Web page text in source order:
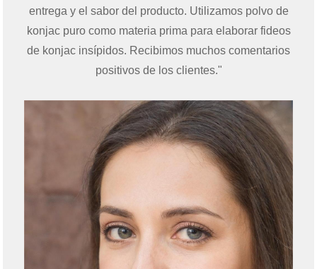
entrega y el sabor del producto. Utilizamos polvo de
konjac puro como materia prima para elaborar fideos
de konjac insípidos. Recibimos muchos comentarios
positivos de los clientes."